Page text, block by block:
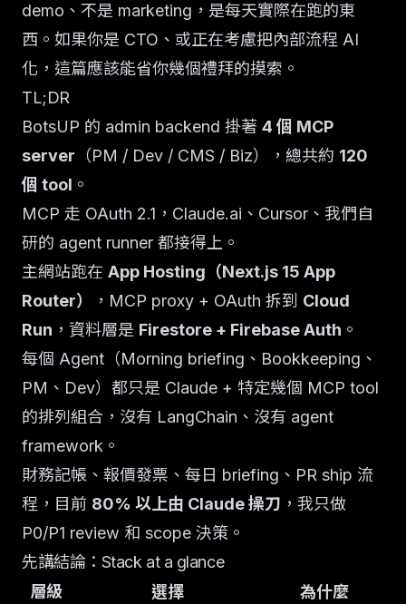
demo、不是 marketing，是每天實際在跑的東
西。如果你是 CTO、或正在考慮把內部流程 AI
化，這篇應該能省你幾個禮拜的摸索。
TL;DR
BotsUP 的 admin backend 掛著 4 個 MCP
server （PM / Dev / CMS / Biz），總共約 120
個 tool 。
MCP 走 OAuth 2.1，Claude.ai、Cursor、我們自
研的 agent runner 都接得上。
主網站跑在 App Hosting（Next.js 15 App
Router）
，MCP proxy + OAuth 拆到 Cloud
Run ，資料層是 Firestore + Firebase Auth 。
每個 Agent（Morning briefing、Bookkeeping、
PM、Dev）都只是 Claude + 特定幾個 MCP tool
的排列組合，沒有 LangChain、沒有 agent
framework。
財務記帳、報價發票、每日 briefing、PR ship 流
程，目前 80% 以上由 Claude 操刀 ，我只做
P0/P1 review 和 scope 決策。
先講結論：Stack at a glance
層級
選擇 為什麼